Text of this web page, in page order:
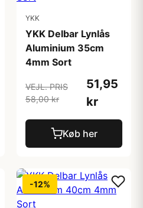
YKK
YKK Delbar Lynlås
Aluminium 35cm
4mm Sort
VEJL. PRIS
58,00 kr
51,95
kr
Køb her
-12%